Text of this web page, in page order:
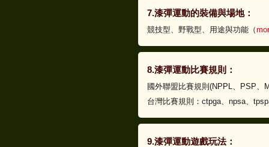
7.漆彈運動的裝備與場地：
競技型、野戰型、用途與功能（
8.漆彈運動比賽規則：
國外聯盟比賽規則(NPPL、PSP、
台灣比賽規則：ctpga、npsa、
9.漆彈運動遊戲玩法：